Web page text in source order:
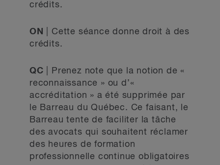
crédits.
ON
| Cette séance donne droit à des
crédits.
QC | Prenez note que la notion de «
reconnaissance » ou d’«
accréditation » a été supprimée par
le Barreau du Québec. Ce faisant, le
Barreau tente de faciliter la tâche
des avocats qui souhaitent réclamer
des heures de formation
professionnelle continue obligatoires